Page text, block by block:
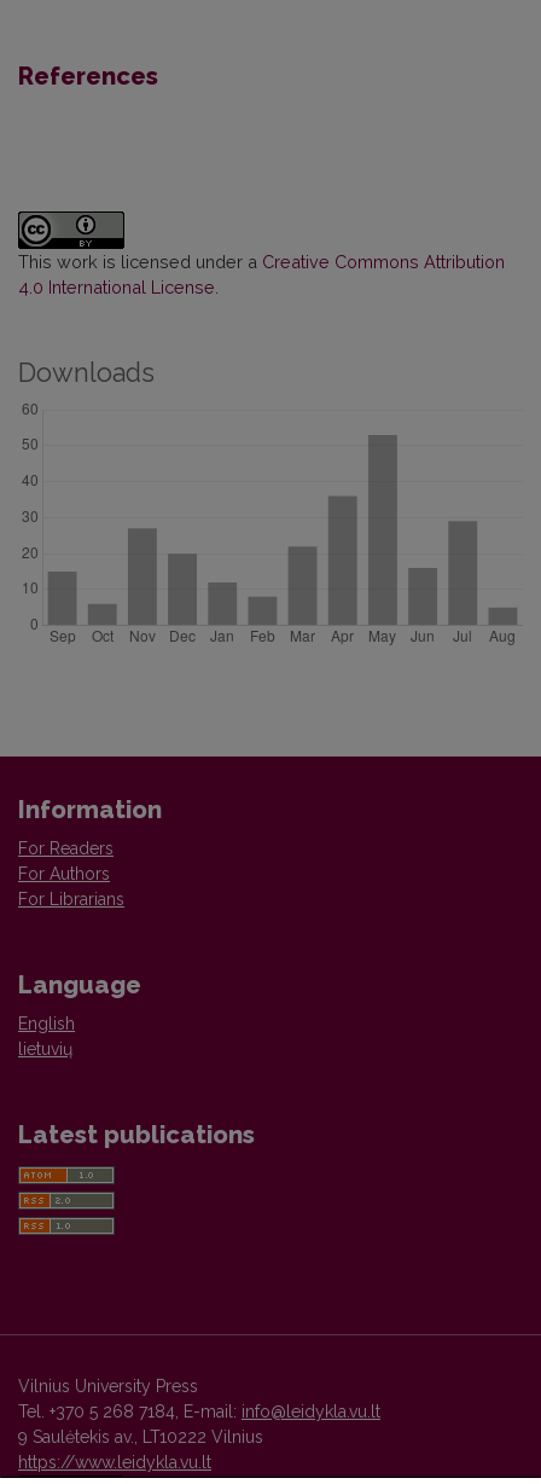
References
This work is licensed under a Creative Commons Attribution
4.0 International License
Downloads
Information
For Readers
For Authors
For Librarians
Language
English
lietuvių
Latest publications
Vilnius University Press
Tel. +370 5 268 7184, E-mail: info@leidykla.vu.lt
9 Saulėtekis av., LT10222 Vilnius
https://www.leidykla.vu.lt